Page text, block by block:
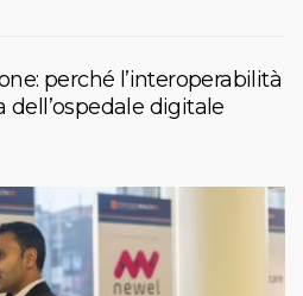
perché l’interoperabilità
dell’ospedale digitale